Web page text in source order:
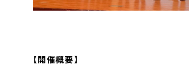
【開催概要】